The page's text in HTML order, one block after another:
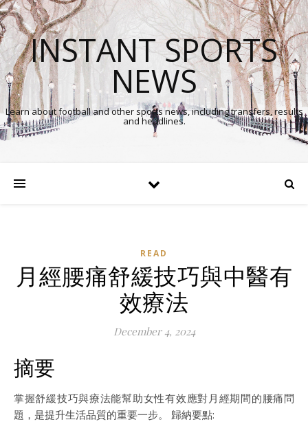
INSTANT SPORTS
NEWS
Learn about football and other sports news, including transfers, results
and headlines.
READ
月經腰痛舒緩技巧與中醫有
效療法
December 4, 2024
摘要
掌握舒緩技巧與療法能幫助女性有效應對月經期間的腰痛問
題，是提升生活品質的重要一步。 歸納要點: